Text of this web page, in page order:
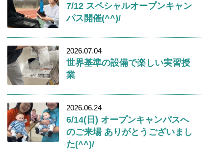
7/12 スペシャルオープンキャン
パス開催(^^)/
2026.07.04
世界基準の設備で楽しい実習授
業
2026.06.24
6/14(日) オープンキャンパスへ
のご来場 ありがとうございまし
た(^^)/